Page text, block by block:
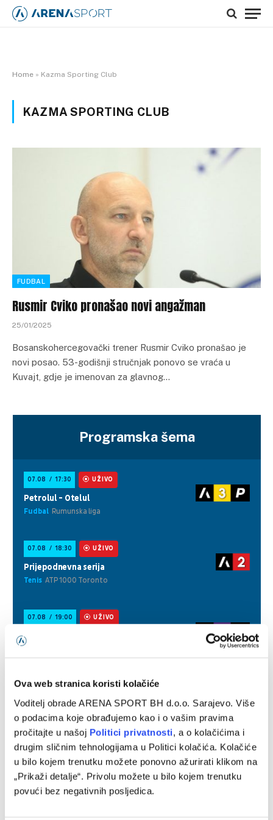
Ova web stranica koristi kolačiće
Voditelj obrade ARENA SPORT BH d.o.o. Sarajevo. Više
o podacima koje obrađujemo kao i o vašim pravima
pročitajte u našoj Politici privatnosti, a o kolačićima i
drugim sličnim tehnologijama u Politici kolačića. Kolačiće
u bilo kojem trenutku možete ponovno ažurirati klikom na
„Prikaži detalje“. Privolu možete u bilo kojem trenutku
povući bez negativnih posljedica.
Home » Kazma Sporting Club
KAZMA SPORTING CLUB
FUDBAL
Rusmir Cviko pronašao novi angažman
25/01/2025
Bosanskohercegovački trener Rusmir Cviko pronašao je
novi posao. 53-godišnji stručnjak ponovo se vraća u
Kuvajt, gdje je imenovan za glavnog…
Programska šema